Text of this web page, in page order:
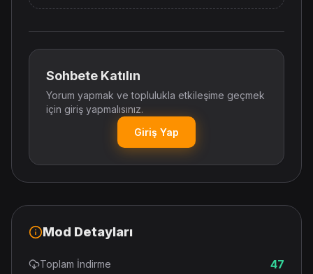
Sohbete Katılın
Yorum yapmak ve toplulukla etkileşime geçmek
için giriş yapmalısınız.
Giriş Yap
Mod Detayları
Toplam İndirme 47